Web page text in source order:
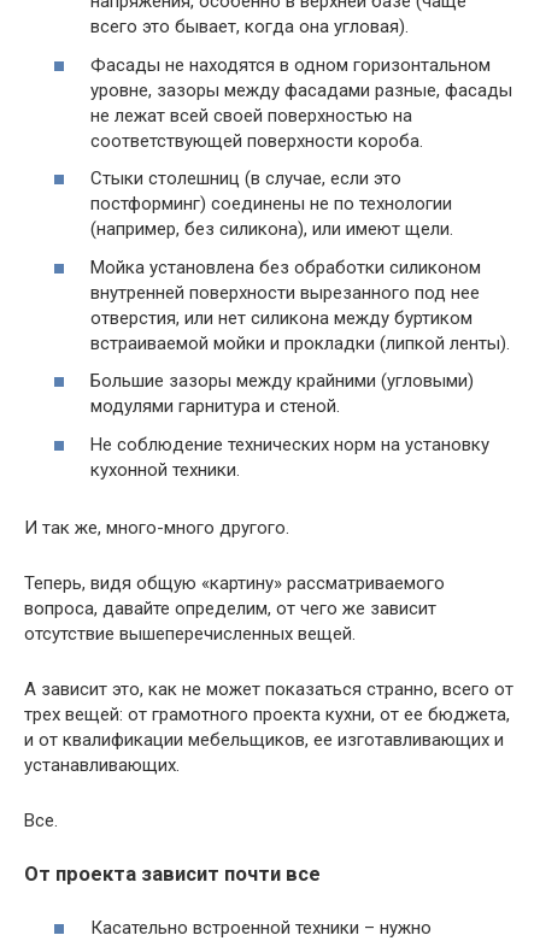
всего это бывает, когда она угловая).
Фасады не находятся в одном горизонтальном
уровне, зазоры между фасадами разные, фасады
не лежат всей своей поверхностью на
соответствующей поверхности короба.
Стыки столешниц (в случае, если это
постформинг) соединены не по технологии
(например, без силикона), или имеют щели.
Мойка установлена без обработки силиконом
внутренней поверхности вырезанного под нее
отверстия, или нет силикона между буртиком
встраиваемой мойки и прокладки (липкой ленты).
Большие зазоры между крайними (угловыми)
модулями гарнитура и стеной.
Не соблюдение технических норм на установку
кухонной техники.
И так же, много-много другого.
Теперь, видя общую «картину» рассматриваемого
вопроса, давайте определим, от чего же зависит
отсутствие вышеперечисленных вещей.
А зависит это, как не может показаться странно, всего от
трех вещей: от грамотного проекта кухни, от ее бюджета,
и от квалификации мебельщиков, ее изготавливающих и
устанавливающих.
Все.
От проекта зависит почти все
Касательно встроенной техники – нужно